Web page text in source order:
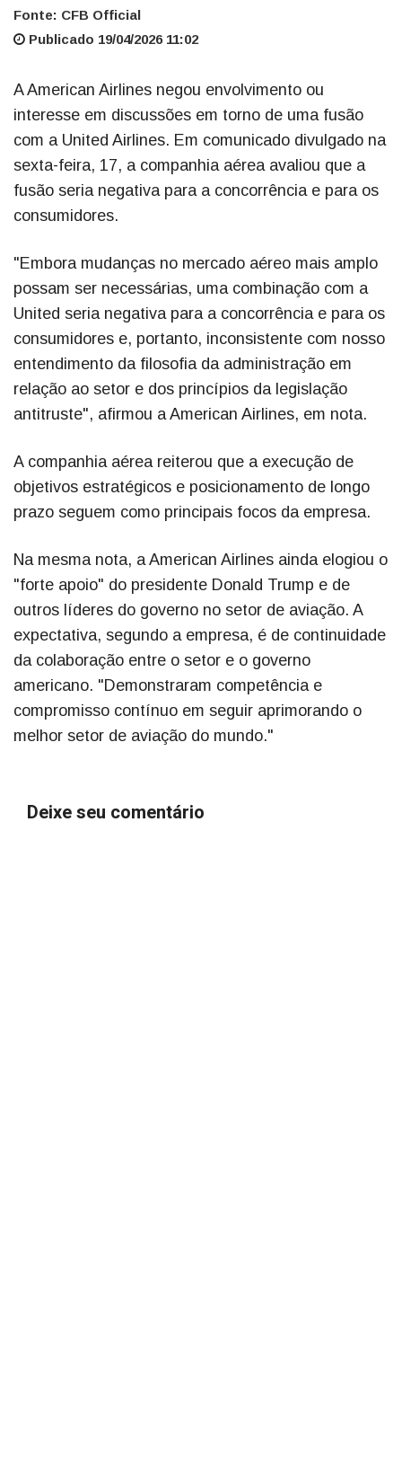
Fonte: CFB Official
Publicado 19/04/2026 11:02
A American Airlines negou envolvimento ou
interesse em discussões em torno de uma fusão
com a United Airlines. Em comunicado divulgado na
sexta-feira, 17, a companhia aérea avaliou que a
fusão seria negativa para a concorrência e para os
consumidores.
"Embora mudanças no mercado aéreo mais amplo
possam ser necessárias, uma combinação com a
United seria negativa para a concorrência e para os
consumidores e, portanto, inconsistente com nosso
entendimento da filosofia da administração em
relação ao setor e dos princípios da legislação
antitruste", afirmou a American Airlines, em nota.
A companhia aérea reiterou que a execução de
objetivos estratégicos e posicionamento de longo
prazo seguem como principais focos da empresa.
Na mesma nota, a American Airlines ainda elogiou o
"forte apoio" do presidente Donald Trump e de
outros líderes do governo no setor de aviação. A
expectativa, segundo a empresa, é de continuidade
da colaboração entre o setor e o governo
americano. "Demonstraram competência e
compromisso contínuo em seguir aprimorando o
melhor setor de aviação do mundo."
Deixe seu comentário